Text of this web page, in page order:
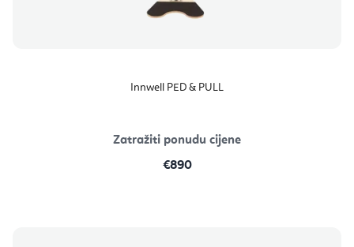
Innwell PED & PULL
Zatražiti ponudu cijene
€890